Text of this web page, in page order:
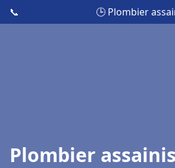
📞 🕒 Plombier
Plombier